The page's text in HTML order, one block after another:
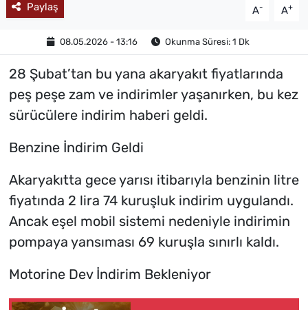
Paylaş A- A+
08.05.2026 - 13:16 Okunma Süresi: 1 Dk
28 Şubat’tan bu yana akaryakıt fiyatlarında
peş peşe zam ve indirimler yaşanırken, bu kez
sürücülere indirim haberi geldi.
Benzine İndirim Geldi
Akaryakıtta gece yarısı itibarıyla benzinin litre
fiyatında 2 lira 74 kuruşluk indirim uygulandı.
Ancak eşel mobil sistemi nedeniyle indirimin
pompaya yansıması 69 kuruşla sınırlı kaldı.
Motorine Dev İndirim Bekleniyor